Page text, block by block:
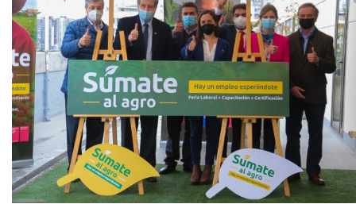
disposición
5
mil
vacantes
para
labores
en
el
sector
agrícola